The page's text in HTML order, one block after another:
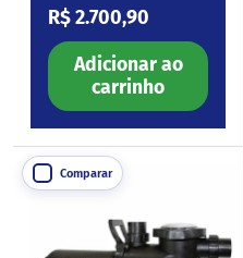
Preço normal
R$ 2.700,90
Adicionar ao
carrinho
Comparar